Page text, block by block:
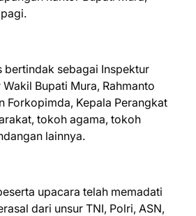
bertindak sebagai Inspektur
Bupati Mura, Rahmanto
Forkopimda, Kepala Perangkat
tokoh agama, tokoh
lainnya.
upacara telah memadati
dari unsur TNI, Polri, ASN,